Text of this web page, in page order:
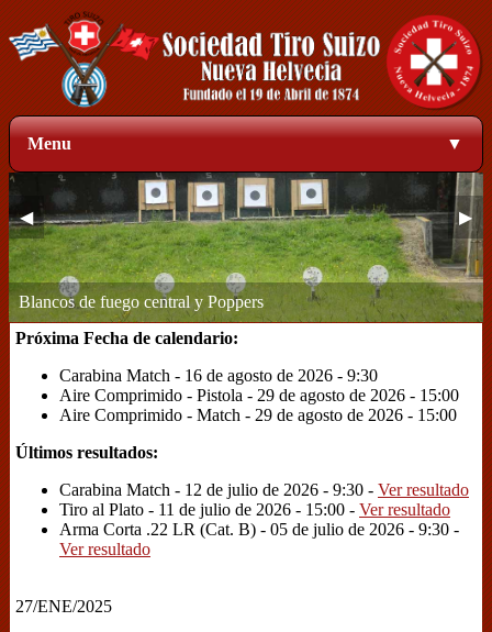
Menu ▼
Zona de blancos a 50 metros
◀ ▶
1
Próxima Fecha de calendario:
Carabina Match - 16 de agosto de 2026 - 9:30
Aire Comprimido - Pistola - 29 de agosto de 2026 - 15:00
Aire Comprimido - Match - 29 de agosto de 2026 - 15:00
Últimos resultados:
Carabina Match - 12 de julio de 2026 - 9:30 - Ver resultado
Tiro al Plato - 11 de julio de 2026 - 15:00 - Ver resultado
Arma Corta .22 LR (Cat. B) - 05 de julio de 2026 - 9:30 -
Ver resultado
27/ENE/2025